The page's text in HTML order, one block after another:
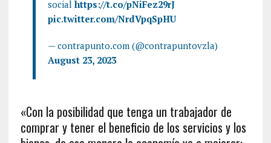
social https://t.co/pNiFez29rJ
pic.twitter.com/NrdVpqSpHU
— contrapunto.com (@contrapuntovzla)
August 23, 2023
«Con la posibilidad que tenga un trabajador de
comprar y tener el beneficio de los servicios y los